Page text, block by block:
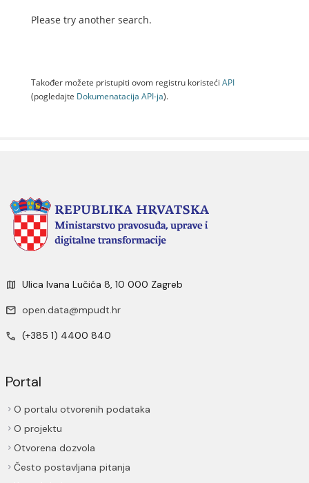
Please try another search.
Također možete pristupiti ovom registru koristeći API
(pogledajte Dokumenаtаcijа API-jа).